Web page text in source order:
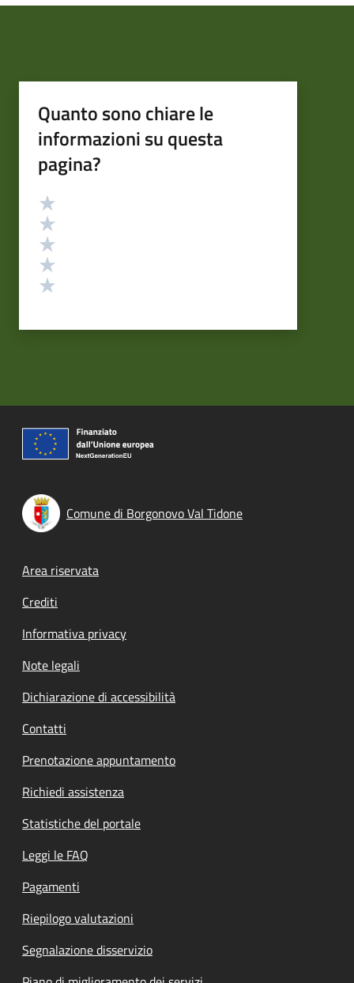
Quanto sono chiare le
informazioni su questa
pagina?
Valutazione
Comune di Borgonovo Val Tidone
Footer menu
Area riservata
Crediti
Informativa privacy
Note legali
Dichiarazione di accessibilità
Contatti
Prenotazione appuntamento
Richiedi assistenza
Statistiche del portale
Leggi le FAQ
Pagamenti
Riepilogo valutazioni
Segnalazione disservizio